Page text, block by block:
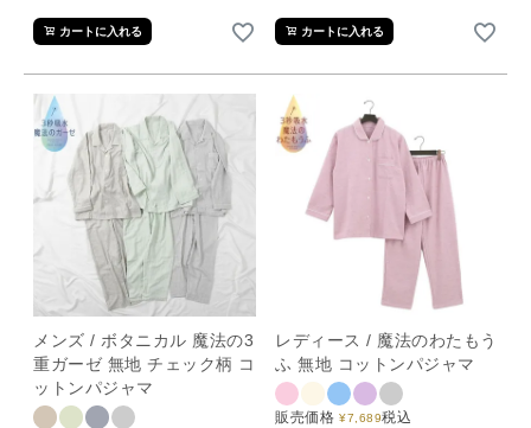
カートに入れる カートに入れる
メンズ / ボタニカル 魔法の3
重ガーゼ 無地 チェック柄 コ
ットンパジャマ
レディース / 魔法のわたもう
ふ 無地 コットンパジャマ
販売価格 ¥7,689税込